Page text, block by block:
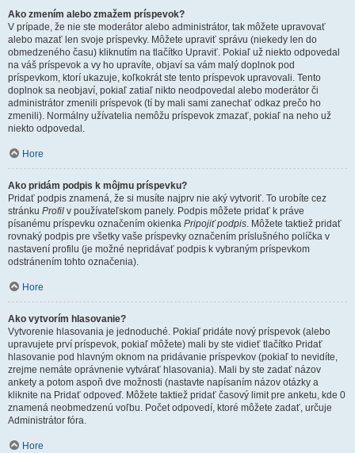
Ako zmením alebo zmažem príspevok?
V prípade, že nie ste moderátor alebo administrátor, tak môžete upravovať
alebo mazať len svoje príspevky. Môžete upraviť správu (niekedy len do
obmedzeného času) kliknutím na tlačítko Upraviť. Pokiaľ už niekto odpovedal
na váš príspevok a vy ho upravíte, objaví sa vám malý doplnok pod
príspevkom, ktorí ukazuje, koľkokrát ste tento príspevok upravovali. Tento
doplnok sa neobjaví, pokiaľ zatiaľ nikto neodpovedal alebo moderátor či
administrátor zmenili príspevok (tí by mali sami zanechať odkaz prečo ho
zmenili). Normálny užívatelia nemôžu príspevok zmazať, pokiaľ na neho už
niekto odpovedal.
Hore
Ako pridám podpis k môjmu príspevku?
Pridať podpis znamená, že si musíte najprv nie aký vytvoriť. To urobíte cez
stránku Profil v používateľskom panely. Podpis môžete pridať k práve
písanému príspevku označením okienka Pripojiť podpis. Môžete taktiež pridať
rovnaký podpis pre všetky vaše príspevky označením príslušného políčka v
nastavení profilu (je možné nepridávať podpis k vybraným príspevkom
odstránením tohto označenia).
Hore
Ako vytvorím hlasovanie?
Vytvorenie hlasovania je jednoduché. Pokiaľ pridáte nový príspevok (alebo
upravujete prví príspevok, pokiaľ môžete) mali by ste vidieť tlačítko Pridať
hlasovanie pod hlavným oknom na pridávanie príspevkov (pokiaľ to nevidíte,
zrejme nemáte oprávnenie vytvárať hlasovania). Mali by ste zadať názov
ankety a potom aspoň dve možnosti (nastavte napísaním názov otázky a
kliknite na Pridať odpoveď. Môžete taktiež pridať časový limit pre anketu, kde 0
znamená neobmedzenú voľbu. Počet odpovedí, ktoré môžete zadať, určuje
Administrátor fóra.
Hore